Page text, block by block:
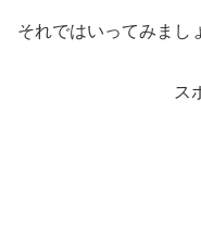
それではいってみまし
ス